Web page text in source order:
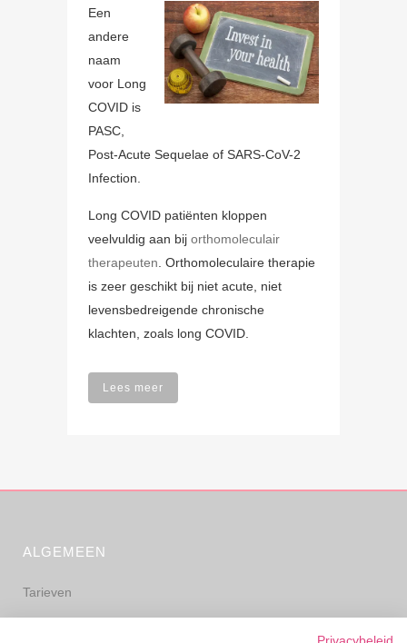
Een
andere
naam
voor Long
COVID is
PASC,
Post-Acute Sequelae of SARS-CoV-2
Infection.
Long COVID patiënten kloppen
veelvuldig aan bij orthomoleculair
therapeuten . Orthomoleculaire therapie
is zeer geschikt bij niet acute, niet
levensbedreigende chronische
klachten, zoals long COVID.
Lees meer
ALGEMEEN
Tarieven